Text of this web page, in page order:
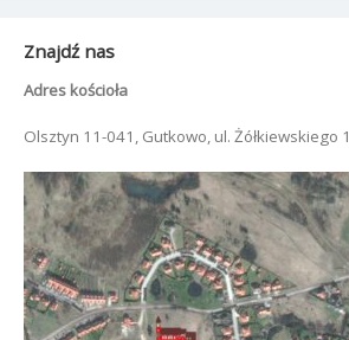
Znajdź nas
Adres kościoła
Olsztyn 11-041, Gutkowo, ul. Żółkiewskiego 1